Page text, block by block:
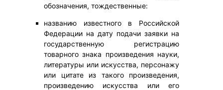
обозначения, тождественные:
названию известного в Российской
Федерации на дату подачи заявки на
государственную регистрацию
товарного знака произведения науки,
литературы или искусства, персонажу
или цитате из такого произведения,
произведению искусства или его